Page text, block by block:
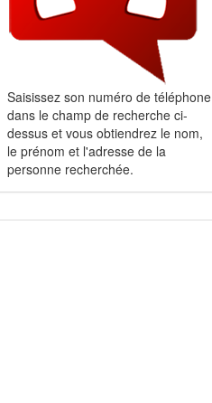
Saisissez son numéro de téléphone
dans le champ de recherche ci-
dessus et vous obtiendrez le nom,
le prénom et l'adresse de la
personne recherchée.